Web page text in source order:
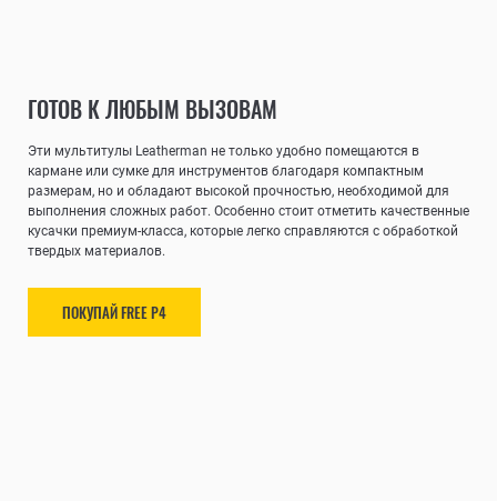
ГОТОВ К ЛЮБЫМ ВЫЗОВАМ
Эти мультитулы Leatherman не только удобно помещаются в
кармане или сумке для инструментов благодаря компактным
размерам, но и обладают высокой прочностью, необходимой для
выполнения сложных работ. Особенно стоит отметить качественные
кусачки премиум-класса, которые легко справляются с обработкой
твердых материалов.
ПОКУПАЙ FREE P4